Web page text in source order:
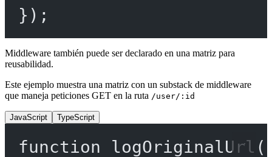
});
Middleware también puede ser declarado en una matriz para
reusabilidad.
Este ejemplo muestra una matriz con un substack de middleware
que maneja peticiones GET en la ruta /user/:id
JavaScript TypeScript
function logOriginalUrl (